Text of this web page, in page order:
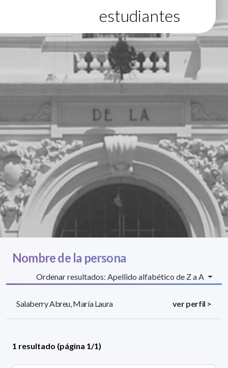
estudiantes
Nombre de la persona
Ordenar resultados: Apellido alfabético de Z a A
Salaberry Abreu, María Laura ver perfil >
1 resultado (página 1/1)